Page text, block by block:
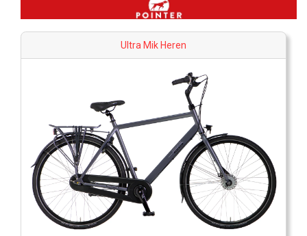
Ultra Mik Heren